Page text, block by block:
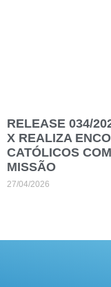
RELEASE 034/
X REALIZA
CATÓLICOS
MISSÃO
27/04/2026